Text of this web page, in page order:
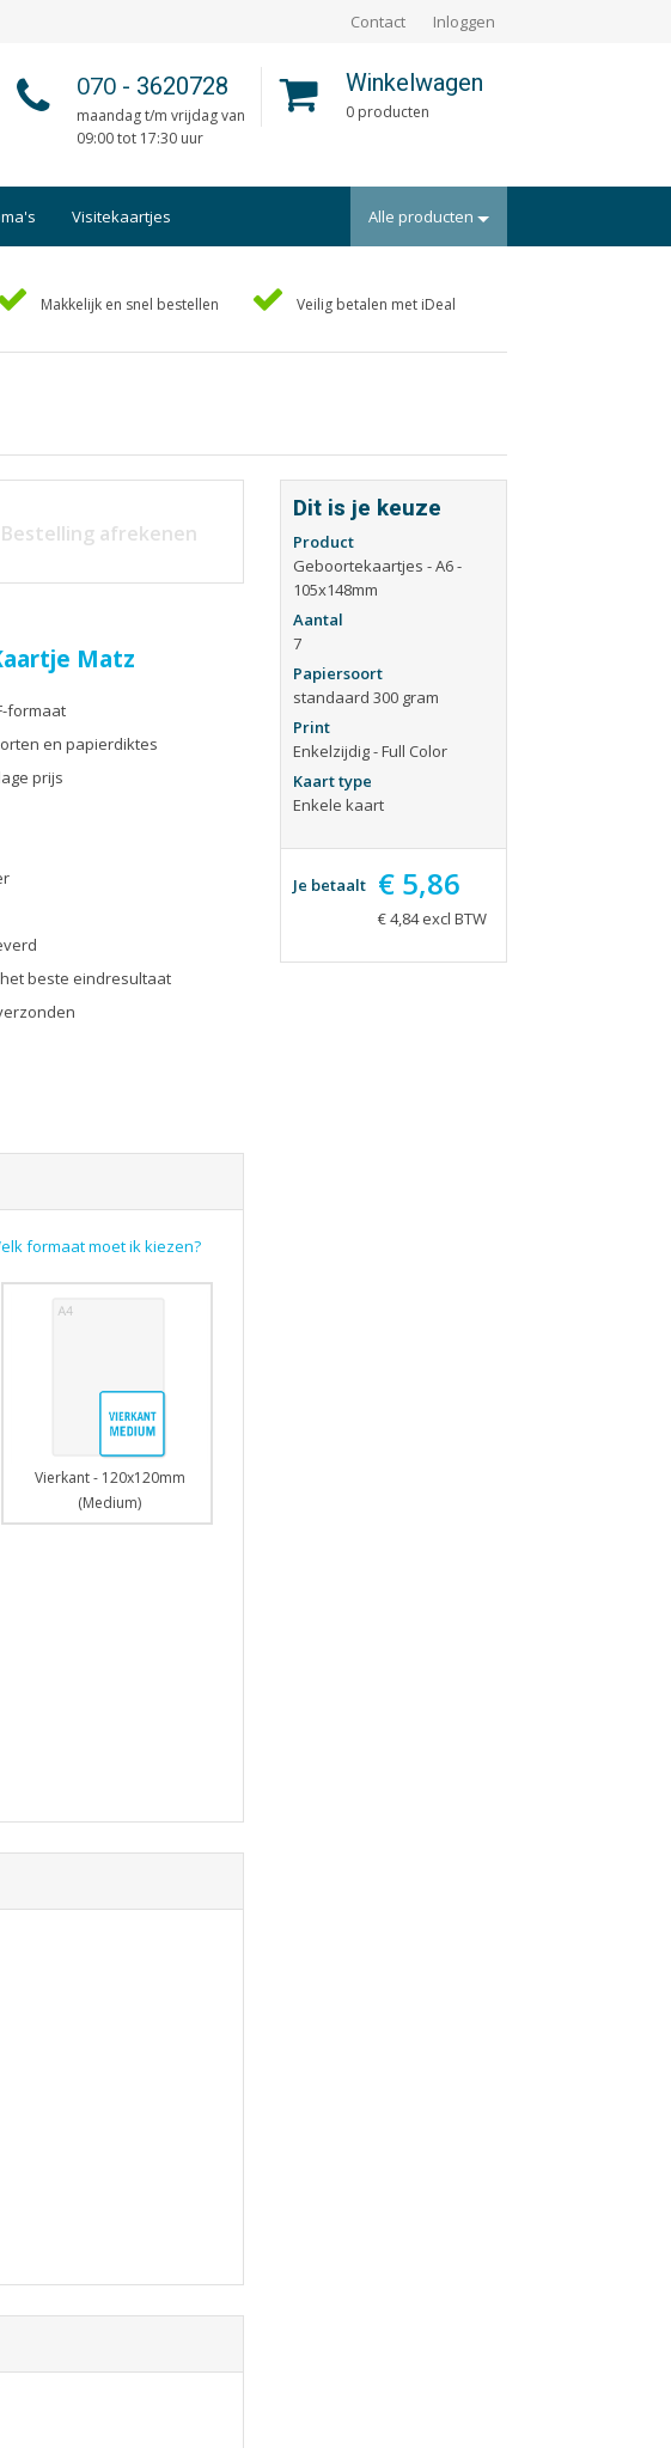
Contact Inloggen
070 - 3620728
maandag t/m vrijdag van
09:00 tot 17:30 uur
Winkelwagen
0 producten
Visitekaartjes Alle producten
Hand-outs/Losbladig
Liturgieën
Notitieblokken
Programmaboekjes
Trouwkaarten
Tijdschriften
Verhuiskaarten
Verjaardagskaarten
Makkelijk en snel bestellen Veilig betalen met iDeal
Bestelling afrekenen
Matz
formaat
en papierdiktes
prijs
beste eindresultaat
formaat moet ik kiezen?
Vierkant - 120x120mm
(Medium)
Dit is je keuze
Product
Geboortekaartjes - A6 -
105x148mm
Aantal
7
Papiersoort
standaard 300 gram
Print
Enkelzijdig - Full Color
Kaart type
Enkele kaart
Je betaalt € 5,86
€ 4,84 excl BTW